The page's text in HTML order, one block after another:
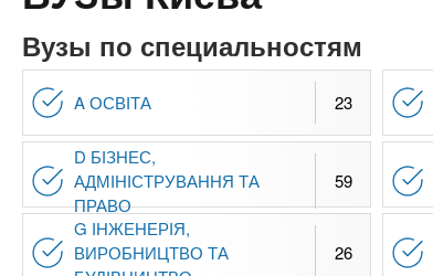
n
t
s
.
х
з
а
в
е
д
е
и
Вузы по специальностям
A ОСВІТА 23
D БІЗНЕС,
АДМІНІСТРУВАННЯ ТА
ПРАВО
59
G ІНЖЕНЕРІЯ,
ВИРОБНИЦТВО ТА
26